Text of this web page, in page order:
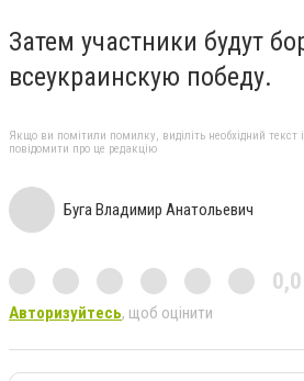
Затем участники будут
всеукраинскую победу.
Якщо ви помітили помилку, виділіть необхідний текст
повідомити про це редакцію
Буга Владимир Анатольевич
0,0
Авторизуйтесь, щоб оцінити